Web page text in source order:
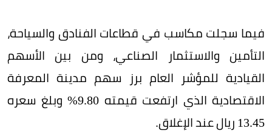
فيما سجلت مكاسب في قطاعات الفنادق والسياحة،
التأمين والاستثمار الصناعي، ومن بين الأسهم
القيادية للمؤشر العام برز سهم مدينة المعرفة
الاقتصادية الذي ارتفعت قيمته 9.80% وبلغ سعره
13.45 ريال عند الإغلاق.